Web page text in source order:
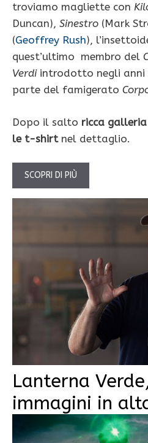
troviamo magliette con
Duncan), Sinestro (Mark
(Geoffrey Rush),
quest’ultimo membro del
Verdiintrodotto negli anni
parte del famigerato
Dopo il salto ricca
le t-shirtnel dettaglio.
SCOPRI DI PIÙ
Lanterna
immagini in